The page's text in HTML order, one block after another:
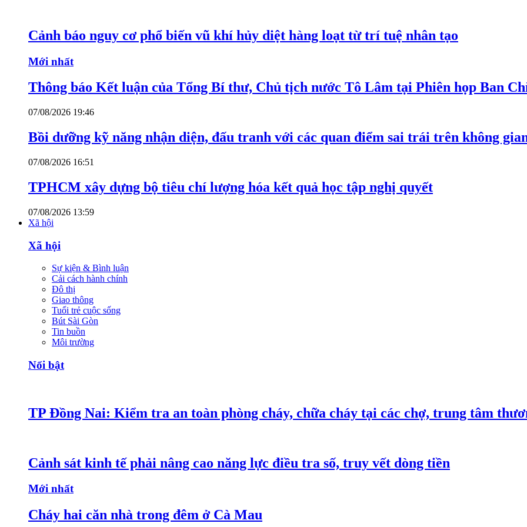
Cảnh báo nguy cơ phổ biến vũ khí hủy diệt hàng loạt từ trí tuệ nhân tạo
Mới nhất
Thông báo Kết luận của Tổng Bí thư, Chủ tịch nước Tô Lâm tại Phiên họp Ban
07/08/2026 19:46
Bồi dưỡng kỹ năng nhận diện, đấu tranh với các quan điểm sai trái trên không
07/08/2026 16:51
TPHCM xây dựng bộ tiêu chí lượng hóa kết quả học tập nghị quyết
07/08/2026 13:59
Xã hội
Xã hội
Sự kiện & Bình luận
Cải cách hành chính
Đô thị
Giao thông
Tuổi trẻ cuộc sống
Bút Sài Gòn
Tin buồn
Môi trường
Nổi bật
TP Đồng Nai: Kiểm tra an toàn phòng cháy, chữa cháy tại các chợ, trung tâm
Cảnh sát kinh tế phải nâng cao năng lực điều tra số, truy vết dòng tiền
Mới nhất
Cháy hai căn nhà trong đêm ở Cà Mau